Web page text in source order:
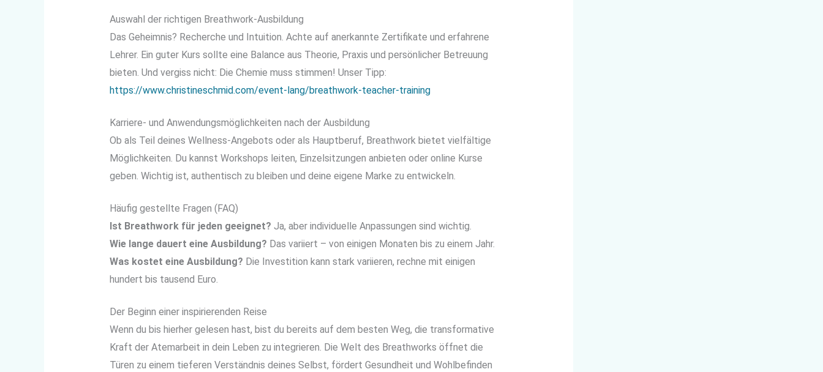
Auswahl der richtigen Breathwork-Ausbildung
Das Geheimnis? Recherche und Intuition. Achte auf anerkannte Zertifikate und erfahrene
Lehrer. Ein guter Kurs sollte eine Balance aus Theorie, Praxis und persönlicher Betreuung
bieten. Und vergiss nicht: Die Chemie muss stimmen! Unser Tipp:
https://www.christineschmid.com/event-lang/breathwork-teacher-training
Karriere- und Anwendungsmöglichkeiten nach der Ausbildung
Ob als Teil deines Wellness-Angebots oder als Hauptberuf, Breathwork bietet vielfältige
Möglichkeiten. Du kannst Workshops leiten, Einzelsitzungen anbieten oder online Kurse
geben. Wichtig ist, authentisch zu bleiben und deine eigene Marke zu entwickeln.
Häufig gestellte Fragen (FAQ)
Ist Breathwork für jeden geeignet? Ja, aber individuelle Anpassungen sind wichtig.
Wie lange dauert eine Ausbildung? Das variiert – von einigen Monaten bis zu einem Jahr.
Was kostet eine Ausbildung? Die Investition kann stark variieren, rechne mit einigen
hundert bis tausend Euro.
Der Beginn einer inspirierenden Reise
Wenn du bis hierher gelesen hast, bist du bereits auf dem besten Weg, die transformative
Kraft der Atemarbeit in dein Leben zu integrieren. Die Welt des Breathworks öffnet die
Türen zu einem tieferen Verständnis deines Selbst, fördert Gesundheit und Wohlbefinden